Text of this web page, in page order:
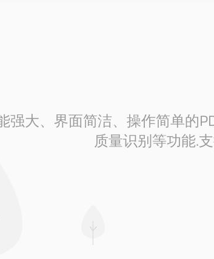
强大、界面简洁、操作简单的
质量识别等功能.